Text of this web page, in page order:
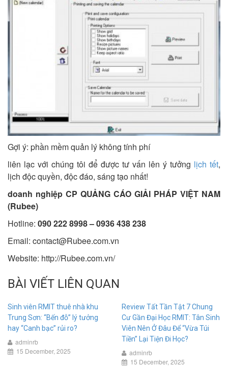
Gợi ý: phần mềm quản lý không tính phí
liên lạc với chúng tôi để được tư vấn lên ý tưởng lịch tết,
lịch độc quyền, độc đáo, sáng tạo nhất!
doanh nghiệp CP QUẢNG CÁO GIẢI PHÁP VIỆT NAM
(Rubee)
Hotline: 090 222 8998 – 0936 438 238
Email: contact@Rubee.com.vn
Website: http://Rubee.com.vn/
BÀI VIẾT LIÊN QUAN
Sinh viên RMIT thuê nhà khu
Trung Sơn: “Bến đỗ” lý tưởng
hay “Canh bạc” rủi ro?
adminrb
15 December, 2025
Review Tất Tần Tật 7 Chung
Cư Gần Đại Học RMIT: Tân Sinh
Viên Nên Ở Đâu Để “Vừa Túi
Tiền” Lại Tiện Đi Học?
adminrb
15 December, 2025